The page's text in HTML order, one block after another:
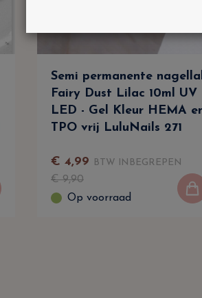
Semi permanente
Fairy Dust Lilac 10ml UV
LED - Gel Kleur HEMA
TPO vrij LuluNails 271
€ 4,99 BTW INBEGREPEN
€9,90
Op voorraad